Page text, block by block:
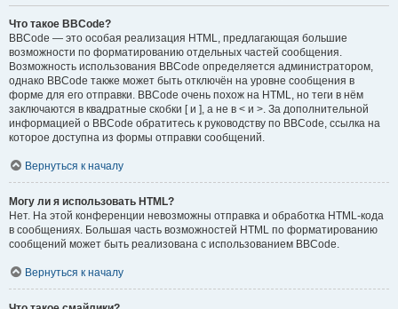
Что такое BBCode?
BBCode — это особая реализация HTML, предлагающая большие
возможности по форматированию отдельных частей сообщения.
Возможность использования BBCode определяется администратором,
однако BBCode также может быть отключён на уровне сообщения в
форме для его отправки. BBCode очень похож на HTML, но теги в нём
заключаются в квадратные скобки [ и ], а не в < и >. За дополнительной
информацией о BBCode обратитесь к руководству по BBCode, ссылка на
которое доступна из формы отправки сообщений.
Вернуться к началу
Могу ли я использовать HTML?
Нет. На этой конференции невозможны отправка и обработка HTML-кода
в сообщениях. Большая часть возможностей HTML по форматированию
сообщений может быть реализована с использованием BBCode.
Вернуться к началу